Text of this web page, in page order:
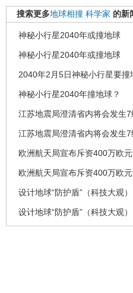
搜索更多地球相撞 科学家 的新
神秘小行星2040年或撞地球
神秘小行星2040年或撞地球
2040年2月5日神秘小行星要撞
神秘小行星2040年撞地球？
江苏地震局澄清省内将会发生
江苏地震局澄清省内将会发生
欧洲航天局宣布斥资400万欧元
欧洲航天局宣布斥资400万欧元
设计地球“防护盾”（科技大观）
设计地球“防护盾”（科技大观）